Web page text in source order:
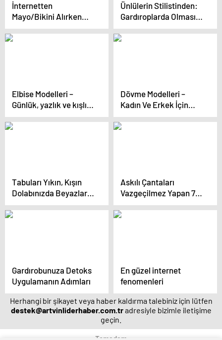
İnternetten
Mayo/Bikini Alırken
Nelere Dikkat Etmeli?
Ünlülerin Stilistinden:
Gardıroplarda Olması
Gereken 5 Parça
Elbise Modelleri –
Günlük, yazlık ve kışlık
olan uzun ve kısa
elbise modelleri
Dövme Modelleri –
Kadın Ve Erkek İçin
Kolay, Küçük, Gül Ve
Yazı Dövme Modelleri
Tabuları Yıkın, Kışın
Dolabınızda Beyazlara
Yer Açın!
Askılı Çantaları
Vazgeçilmez Yapan 7
Özellik
Gardırobunuza Detoks
Uygulamanın Adımları
En güzel internet
fenomenleri
Herhangi bir şikayet veya haber kaldırma talebiniz için lütfen
destek@artvinliderhaber.com.tradresiyle bizimle iletişime
geçin.